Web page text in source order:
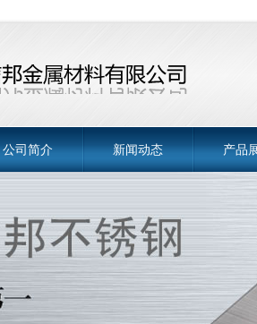
公司简介 新闻动态 产品